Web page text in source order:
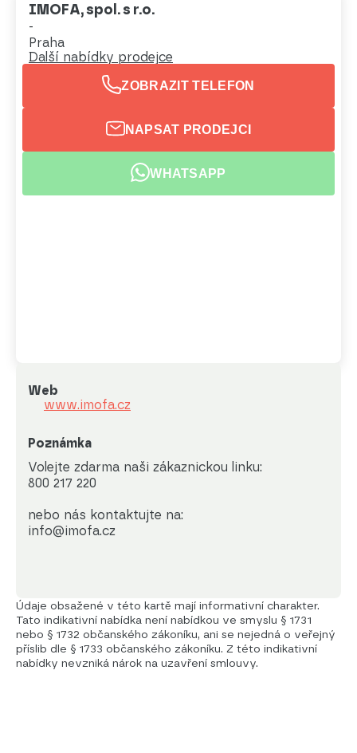
IMOFA, spol. s r.o.
-
Praha
Další nabídky prodejce
ZOBRAZIT TELEFON
NAPSAT PRODEJCI
WHATSAPP
Web
www.imofa.cz
Poznámka
Volejte zdarma naši zákaznickou linku:
800 217 220
nebo nás kontaktujte na:
info@imofa.cz
Údaje obsažené v této kartě mají informativní charakter.
Tato indikativní nabídka není nabídkou ve smyslu § 1731
nebo § 1732 občanského zákoníku, ani se nejedná o veřejný
příslib dle § 1733 občanského zákoníku. Z této indikativní
nabídky nevzniká nárok na uzavření smlouvy.